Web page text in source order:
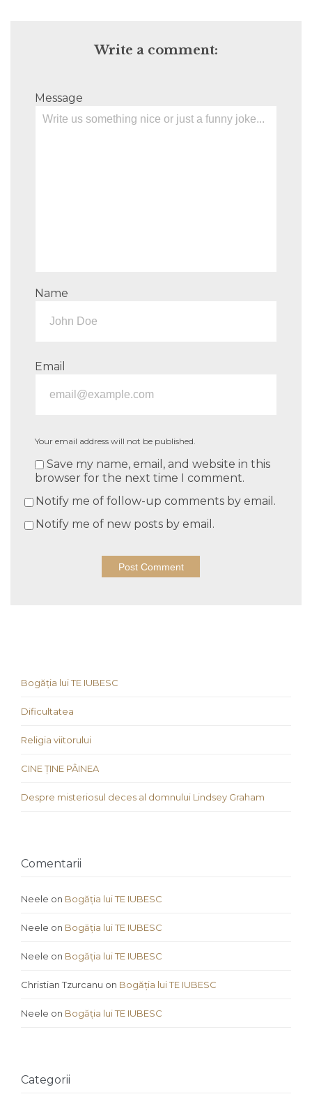
Write a comment:
Message
Name
Email
Your email address will not be published.
Save my name, email, and website in this
browser for the next time I comment.
Notify me of follow-up comments by email.
Notify me of new posts by email.
Bogăția lui TE IUBESC
Dificultatea
Religia viitorului
CINE ȚINE PÂINEA
Despre misteriosul deces al domnului Lindsey Graham
Comentarii
Neele on Bogăția lui TE IUBESC
Neele on Bogăția lui TE IUBESC
Neele on Bogăția lui TE IUBESC
Christian Tzurcanu on Bogăția lui TE IUBESC
Neele on Bogăția lui TE IUBESC
Categorii